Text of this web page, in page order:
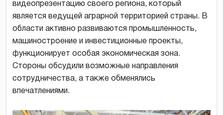
видеопрезентацию своего региона, который
является ведущей аграрной территорией страны. В
области активно развиваются промышленность,
машиностроение и инвестиционные проекты,
функционирует особая экономическая зона.
Стороны обсудили возможные направления
сотрудничества, а также обменялись
впечатлениями.